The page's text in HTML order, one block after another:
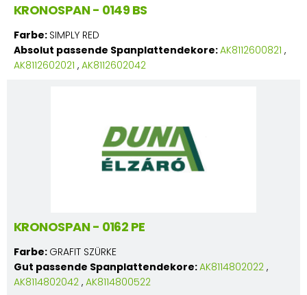
KRONOSPAN - 0149 BS
Farbe: SIMPLY RED
Absolut passende Spanplattendekore:AK8112600821 ,
AK8112602021 , AK8112602042
KRONOSPAN - 0162 PE
Farbe: GRAFIT SZÜRKE
Gut passende Spanplattendekore:AK8114802022 ,
AK8114802042 , AK8114800522